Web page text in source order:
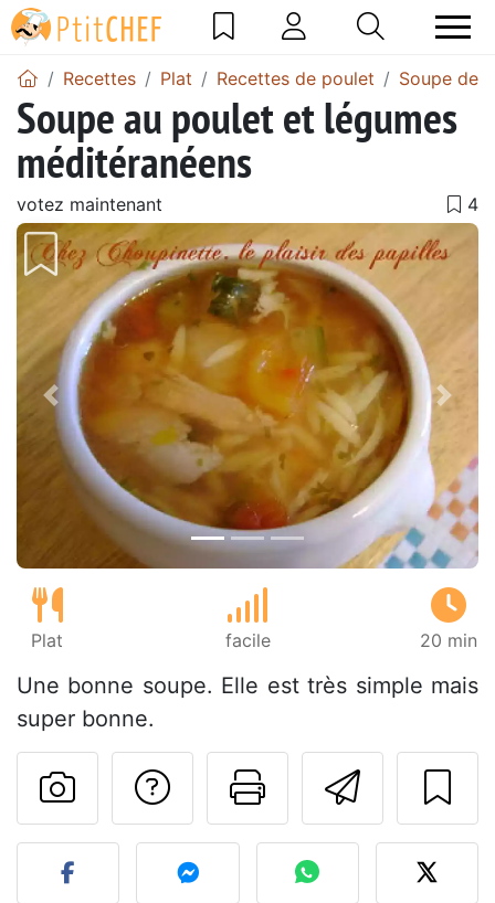
Recettes Plat Recettes de poulet Soupe de
Soupe au poulet et légumes
méditéranéens
votez maintenant
Précédent
Plat facile 20 min
Une bonne soupe. Elle est très simple mais
super bonne.
Imprimer
Poser une
Publier votre photo de